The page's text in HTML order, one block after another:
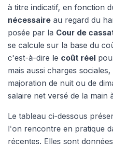
à titre indicatif, en fonction
nécessaire au regard du
posée par la Cour de
se calcule sur la base du
c'est-à-dire le coût réel
mais aussi charges
majoration de nuit ou de
salaire net versé de la main
Le tableau ci-dessous
l'on rencontre en pratique
récentes. Elles sont